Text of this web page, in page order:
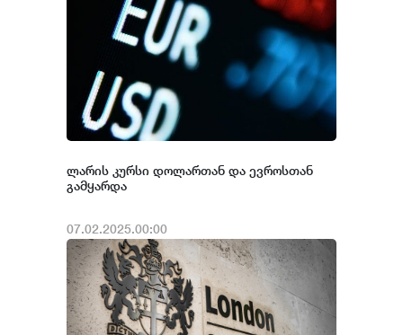
ლარის კურსი დოლართან და ევროსთან
გამყარდა
07.02.2025.00:00